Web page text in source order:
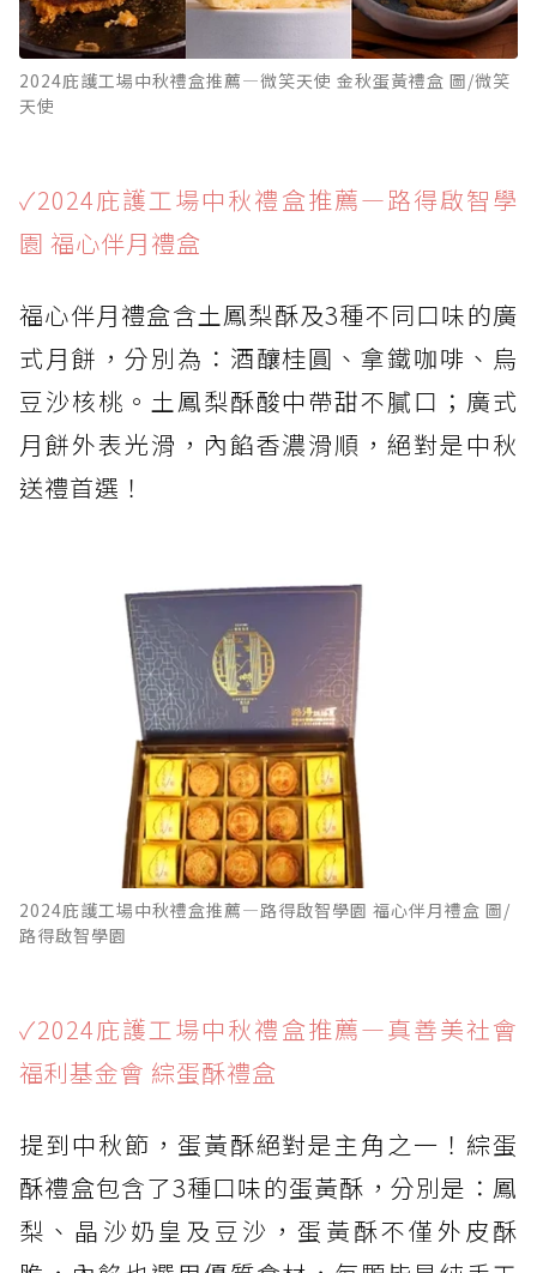
2024庇護工場中秋禮盒推薦—微笑天使 金秋蛋黃禮盒 圖/微笑
天使
✓2024庇護工場中秋禮盒推薦—路得啟智學
園 福心伴月禮盒
福心伴月禮盒含土鳳梨酥及3種不同口味的廣
式月餅，分別為：酒釀桂圓、拿鐵咖啡、烏
豆沙核桃。土鳳梨酥酸中帶甜不膩口；廣式
月餅外表光滑，內餡香濃滑順，絕對是中秋
送禮首選！
2024庇護工場中秋禮盒推薦—路得啟智學園 福心伴月禮盒 圖/
路得啟智學園
✓2024庇護工場中秋禮盒推薦—真善美社會
福利基金會 綜蛋酥禮盒
提到中秋節，蛋黃酥絕對是主角之一！綜蛋
酥禮盒包含了3種口味的蛋黃酥，分別是：鳳
梨、晶沙奶皇及豆沙，蛋黃酥不僅外皮酥